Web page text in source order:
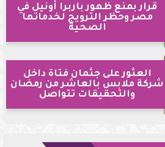
قرار بمنع ظهور باربرا أونيل في
مصر وحظر الترويج لخدماتها
الصحية
العثور على جثمان فتاة داخل
شركة ملابس بالعاشر من رمضان
والتحقيقات تتواصل